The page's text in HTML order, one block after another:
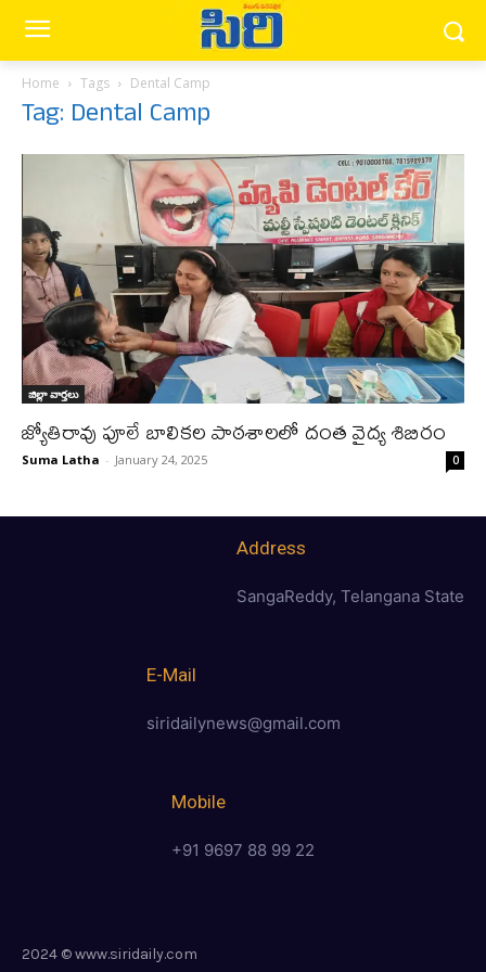
Home Tags Dental Camp
Tag: Dental Camp
జిల్లా వార్త‌లు
జ్యోతిరావు పూలే బాలికల పాఠశాలలో దంత వైద్య శిబిరం
Suma Latha - January 24, 2025 0
Address
SangaReddy, Telangana State
E-Mail
siridailynews@gmail.com
Mobile
+91 9697 88 99 22
2024 © www.siridaily.com